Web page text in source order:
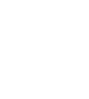
z 5 hvězdiček.
z 5 hvězdiček.